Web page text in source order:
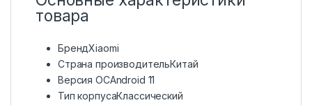
товара
БрендXiaomi
Страна производительКитай
Версия ОСAndroid 11
Тип корпусаКлассический